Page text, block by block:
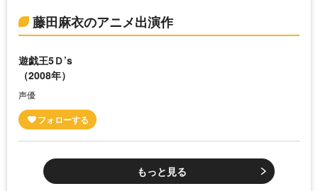
藤田麻衣のアニメ出演作
遊戯王5Ｄ’s
（2008年）
声優
もっと見る